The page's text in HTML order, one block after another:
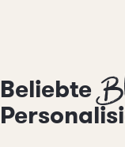
Beliebte